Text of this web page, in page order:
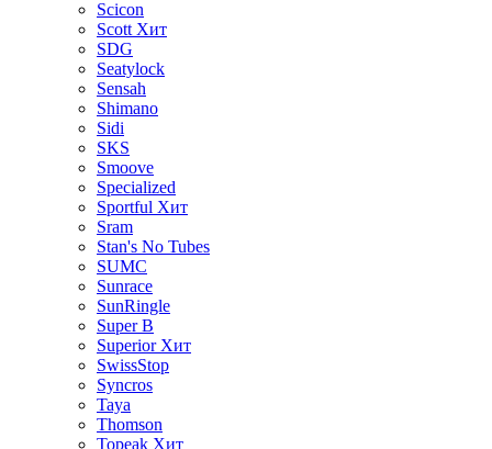
Scicon
Scott Хит
SDG
Seatylock
Sensah
Shimano
Sidi
SKS
Smoove
Specialized
Sportful Хит
Sram
Stan's No Tubes
SUMC
Sunrace
SunRingle
Super B
Superior Хит
SwissStop
Syncros
Taya
Thomson
Topeak Хит